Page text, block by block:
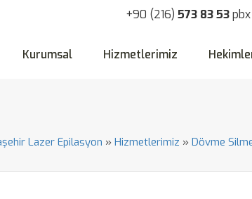
+90 (216) 573 83 53pbx
Kurumsal Hizmetlerimiz
Lazer Epilasyon » Hizmetlerimiz » Dövme